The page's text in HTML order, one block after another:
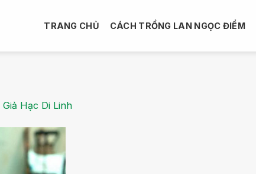
TRANG CHỦ CÁCH TRỒNG LAN NGỌC ĐIỂM
Giả Hạc Di Linh